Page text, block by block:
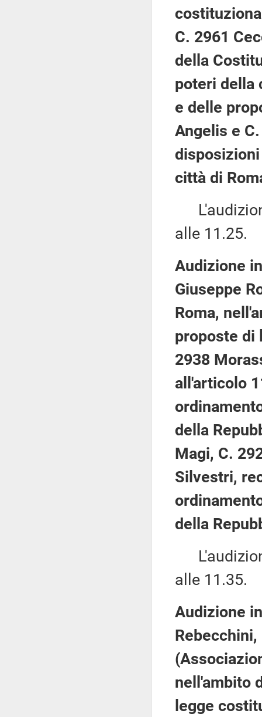
C. 2961
della
poteri della
e delle
Angelis e
città di
alle 11.25.
Audizione
Giuseppe
Roma,
proposte di
2938
all'articolo
della
Magi, C.
Silvestri,
della
alle 11.35.
Audizione
Rebecchini,
nell'ambito
legge